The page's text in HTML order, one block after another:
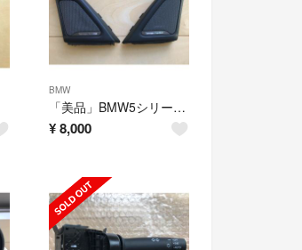
BMW
「美品」BMW5シリーズ HARMAN / KARDONスピーカーカバー
¥8,000